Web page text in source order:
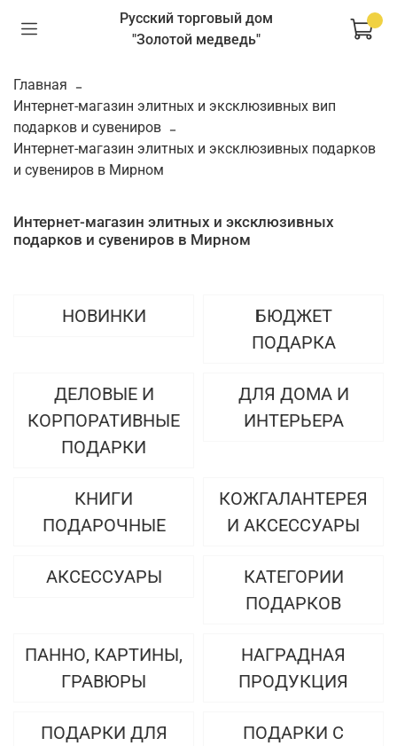
Русский торговый дом
"Золотой медведь"
Главная
Интернет-магазин элитных и эксклюзивных вип
подарков и сувениров
Интернет-магазин элитных и эксклюзивных подарков
и сувениров в Мирном
Интернет-магазин элитных и эксклюзивных
подарков и сувениров в Мирном
НОВИНКИ
БЮДЖЕТ
ПОДАРКА
ДЕЛОВЫЕ И
КОРПОРАТИВНЫЕ
ПОДАРКИ
ДЛЯ ДОМА И
ИНТЕРЬЕРА
КНИГИ
ПОДАРОЧНЫЕ
КОЖГАЛАНТЕРЕЯ
И АКСЕССУАРЫ
АКСЕССУАРЫ
КАТЕГОРИИ
ПОДАРКОВ
ПАННО, КАРТИНЫ,
ГРАВЮРЫ
НАГРАДНАЯ
ПРОДУКЦИЯ
ПОДАРКИ ДЛЯ
ПОДАРКИ С